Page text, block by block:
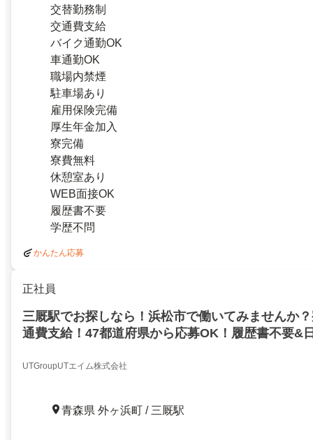
交替勤務制
交通費支給
バイク通勤OK
車通勤OK
職場内禁煙
駐車場あり
雇用保険完備
厚生年金加入
寮完備
寮費無料
休憩室あり
WEB面接OK
履歴書不要
学歴不問
かんたん応募
正社員
三厩駅でお探しなら！浜松市で働いてみませんか
通費支給！47都道府県から応募OK！履歴書不要&
UTGroupUTエイム株式会社
青森県 外ヶ浜町 / 三厩駅